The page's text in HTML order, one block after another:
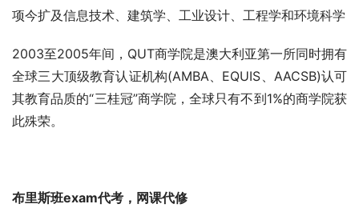
项今扩及信息技术、建筑学、工业设计、工程学和环境科学
2003至2005年间，QUT商学院是澳大利亚第一所同时拥有
全球三大顶级教育认证机构(AMBA、EQUIS、AACSB)认可
其教育品质的“三桂冠”商学院，全球只有不到1%的商学院获
此殊荣。
布里斯班exam代考，网课代修